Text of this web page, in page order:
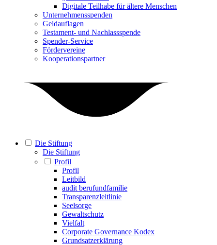
Digitale Teilhabe für ältere Menschen
Unternehmensspenden
Geldauflagen
Testament- und Nachlassspende
Spender-Service
Fördervereine
Kooperationspartner
Die Stiftung
Die Stiftung
Profil
Profil
Leitbild
audit berufundfamilie
Transparenzleitlinie
Seelsorge
Gewaltschutz
Vielfalt
Corporate Governance Kodex
Grundsatzerklärung